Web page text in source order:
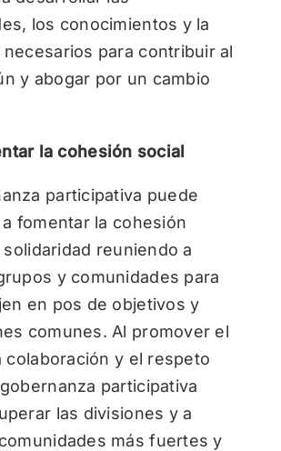
los conocimientos y la
para contribuir al
y abogar por un cambio
la cohesión social
participativa puede
fomentar la cohesión
solidaridad reuniendo a
y comunidades para
en pos de objetivos y
comunes. Al promover el
colaboración y el respeto
participativa
las divisiones y a
más fuertes y